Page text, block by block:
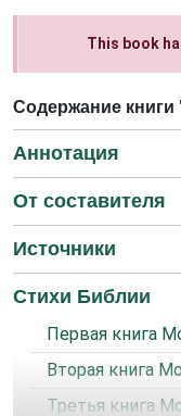
This book
Содержание
Аннотация
От составителя
Источники
Стихи Библии
Первая книга
Вторая книга
Третья книга